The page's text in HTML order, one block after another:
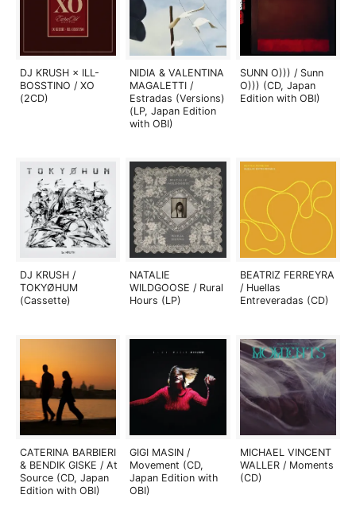
DJ KRUSH × ILL-
BOSSTINO / XO
(2CD)
NIDIA & VALENTINA
MAGALETTI /
Estradas (Versions)
(LP, Japan Edition
with OBI)
SUNN O))) / Sunn
O))) (CD, Japan
Edition with OBI)
DJ KRUSH /
TOKYØHUM
(Cassette)
NATALIE
WILDGOOSE / Rural
Hours (LP)
BEATRIZ FERREYRA
/ Huellas
Entreveradas (CD)
CATERINA BARBIERI
& BENDIK GISKE / At
Source (CD, Japan
Edition with OBI)
GIGI MASIN /
Movement (CD,
Japan Edition with
OBI)
MICHAEL VINCENT
WALLER / Moments
(CD)